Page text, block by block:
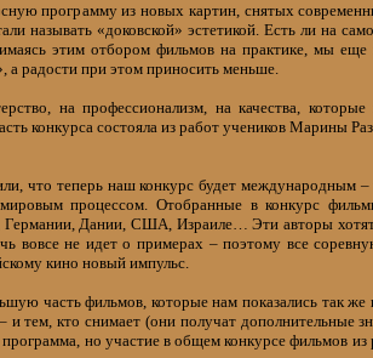
программу из новых картин, снятых
называть «доковской» эстетикой. Есть ли на
этим отбором фильмов на практике, мы
а радости при этом приносить меньше.
на профессионализм, на качества,
конкурса состояла из работ учеников Марины
что теперь наш конкурс будет международным
процессом. Отобранные в конкурс
Дании, США, Израиле… Эти авторы
вовсе не идет о примерах – поэтому все
кино новый импульс.
часть фильмов, которые нам показались так
тем, кто снимает (они получат дополнительные
но участие в общем конкурсе фильмов